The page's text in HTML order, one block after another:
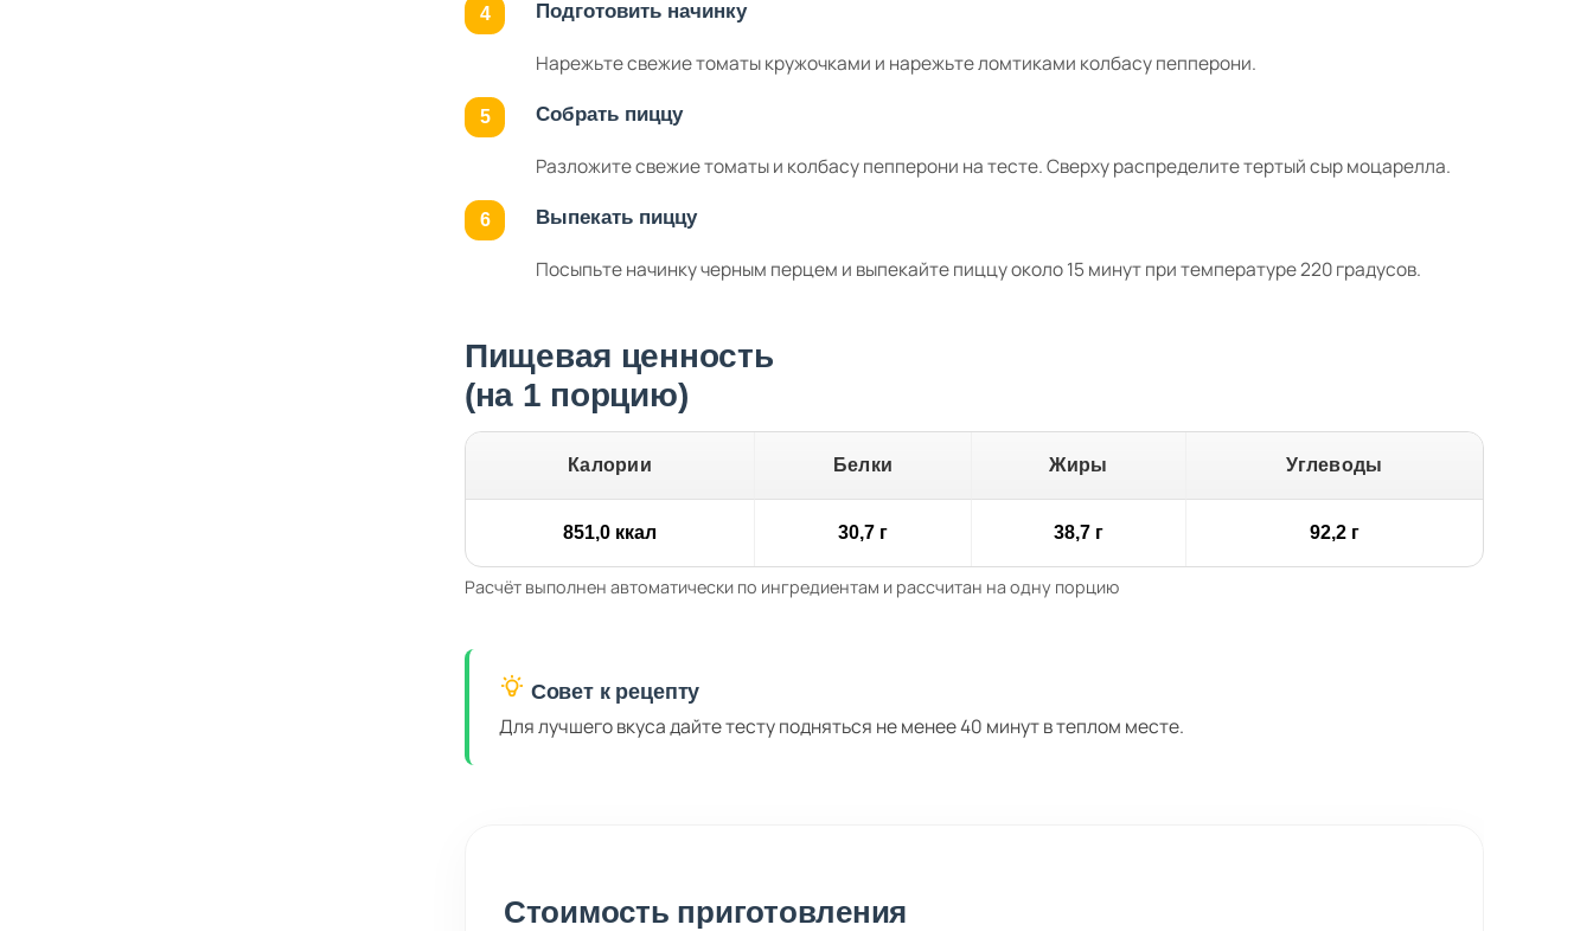
Подготовить начинку
Нарежьте свежие томаты кружочками и нарежьте ломтиками колбасу пепперони.
Собрать пиццу
Разложите свежие томаты и колбасу пепперони на тесте. Сверху распределите тертый сыр моцарелла.
Выпекать пиццу
Посыпьте начинку черным перцем и выпекайте пиццу около 15 минут при температуре 220 градусов.
Пищевая ценность
(на 1 порцию)
Калории Белки Жиры Углеводы
851,0 ккал 30,7 г 38,7 г 92,2 г
Расчёт выполнен автоматически по ингредиентам и рассчитан на одну порцию
Совет к рецепту
Для лучшего вкуса дайте тесту подняться не менее 40 минут в теплом месте.
Стоимость приготовления